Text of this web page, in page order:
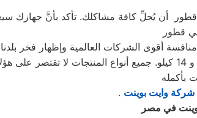
أن يُحلِّ كافة مشاكلك. تأكد بأنَّ جهازك
قطور
أقوى الشركات العالمية وإظهار فخر
بما في ذلك الأتوماتيكية والتحميل الأمامي والتحميل العلوي، بالإضافة إلى غسالات 7
. شركة وايت بوينت
في مصر